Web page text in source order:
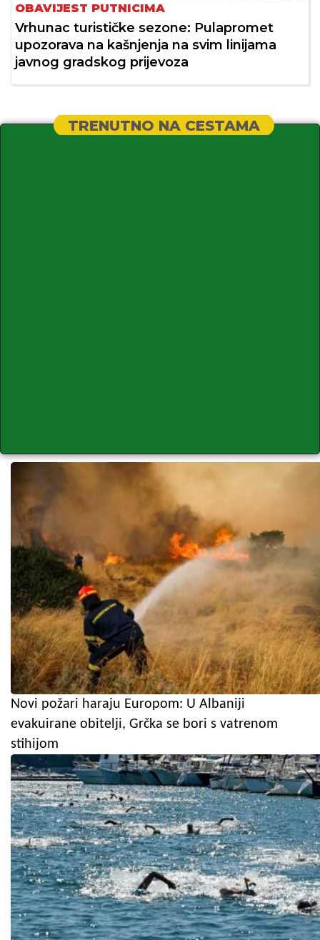
OBAVIJEST PUTNICIMA
Vrhunac turističke sezone: Pulapromet
upozorava na kašnjenja na svim linijama
javnog gradskog prijevoza
TRENUTNO NA CESTAMA
Novi požari haraju Europom: U Albaniji
evakuirane obitelji, Grčka se bori s vatrenom
stihijom